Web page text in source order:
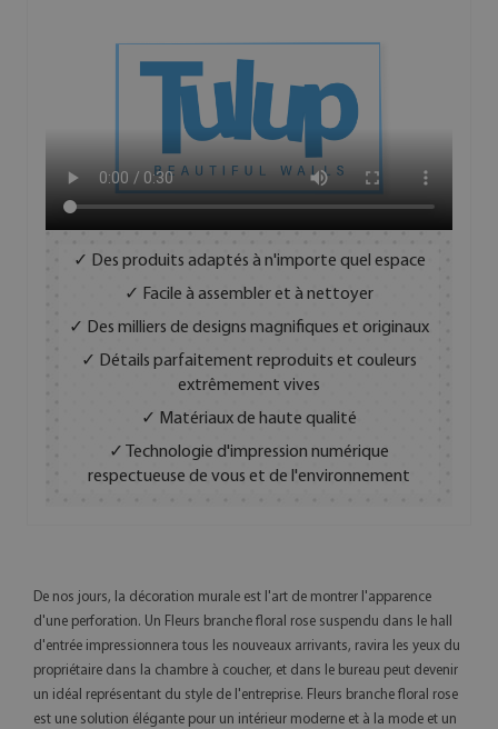
✓ Des produits adaptés à n'importe quel espace
✓ Facile à assembler et à nettoyer
✓ Des milliers de designs magnifiques et originaux
✓ Détails parfaitement reproduits et couleurs
extrêmement vives
✓ Matériaux de haute qualité
✓ Technologie d'impression numérique
respectueuse de vous et de l'environnement
De nos jours, la décoration murale est l'art de montrer l'apparence
d'une perforation. Un Fleurs branche floral rose suspendu dans le hall
d'entrée impressionnera tous les nouveaux arrivants, ravira les yeux du
propriétaire dans la chambre à coucher, et dans le bureau peut devenir
un idéal représentant du style de l'entreprise. Fleurs branche floral rose
est une solution élégante pour un intérieur moderne et à la mode et un